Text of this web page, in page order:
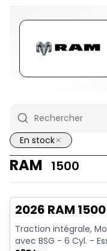
En stock
RAM 1500
En stock
2026 RAM
Traction intégrale,
avec BSG - 6 Cyl. -